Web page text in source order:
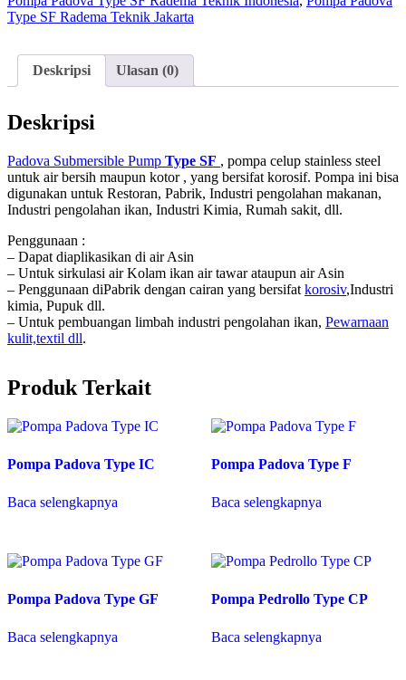
Type SF Radema Teknik Jakarta
Deskripsi Ulasan (0)
Deskripsi
Padova Submersible Pump Type SF , pompa celup stainless steel
untuk air bersih maupun kotor , yang bersifat korosif. Pompa ini bisa
digunakan untuk Restoran, Pabrik, Industri pengolahan makanan,
Industri pengolahan ikan, Industri Kimia, Rumah sakit, dll.
Penggunaan :
– Dapat diaplikasikan di air Asin
– Untuk sirkulasi air Kolam ikan air tawar ataupun air Asin
– Penggunaan diPabrik dengan cairan yang bersifat korosiv,Industri
kimia, Pupuk dll.
– Untuk pembuangan limbah industri pengolahan ikan, Pewarnaan
kulit,textil dll.
Produk Terkait
Pompa Padova Type IC
Baca selengkapnya
Pompa Padova Type F
Baca selengkapnya
Pompa Padova Type GF
Baca selengkapnya
Pompa Pedrollo Type CP
Baca selengkapnya